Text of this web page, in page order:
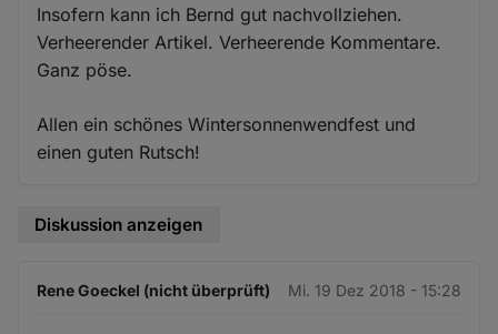
Insofern kann ich Bernd gut nachvollziehen.
Verheerender Artikel. Verheerende Kommentare.
Ganz pöse.
Allen ein schönes Wintersonnenwendfest und
einen guten Rutsch!
Diskussion anzeigen
Rene Goeckel (nicht überprüft) Mi. 19 Dez 2018 - 15:28